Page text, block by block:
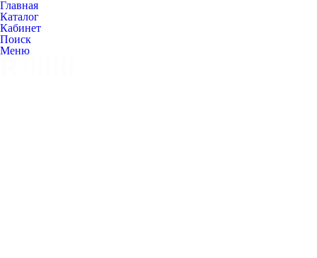
Главная
Каталог
Кабинет
Поиск
Меню